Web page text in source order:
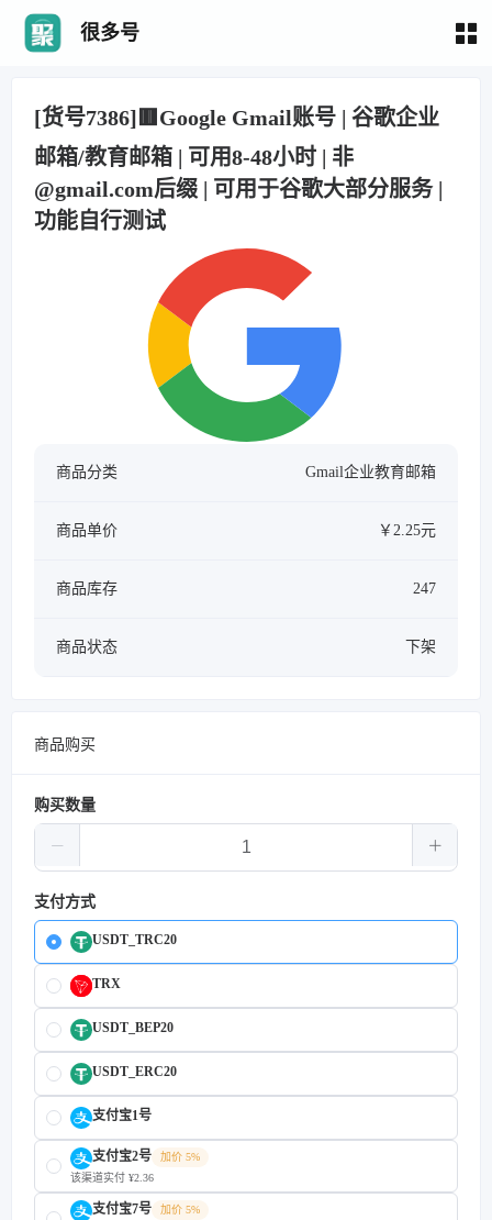
很多号
[货号7386]🟥Google Gmail账号 | 谷歌企业
邮箱/教育邮箱 | 可用8-48小时 | 非
@gmail.com后缀 | 可用于谷歌大部分服务 |
功能自行测试
商品分类 Gmail企业教育邮箱
商品单价 ￥2.25元
商品库存 247
商品状态 下架
商品购买
购买数量
支付方式
USDT_TRC20
TRX
USDT_BEP20
USDT_ERC20
支付宝1号
支付宝2号
加价 5%
该渠道实付 ¥2.36
支付宝7号
加价 5%